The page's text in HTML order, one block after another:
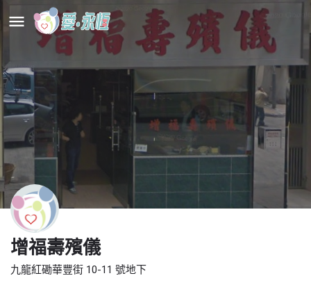
增福壽殯儀
九龍紅磡華豐街 10-11 號地下